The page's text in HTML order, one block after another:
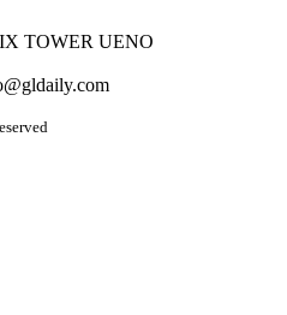
TOWER UENO